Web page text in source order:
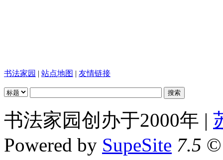
书法家园 | 站点地图 | 友情链接
书法家园创办于2000年 |
Powered by SupeSite 7.5 ©